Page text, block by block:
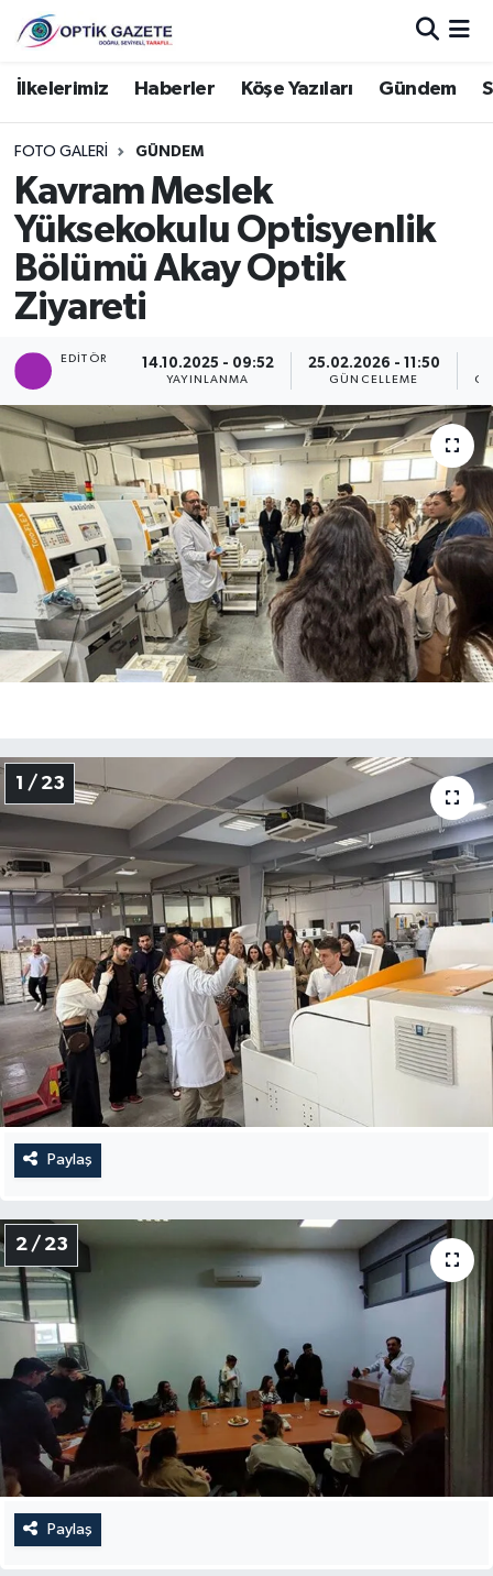
İlkelerimiz Haberler Köşe Yazıları Gündem
FOTO GALERI GÜNDEM
Kavram Meslek
Yüksekokulu Optisyenlik
Bölümü Akay Optik
Ziyareti
EDITÖR 14.10.2025 - 09:52
YAYINLANMA
25.02.2026 - 11:50
GÜNCELLEME
1 / 23
Paylaş
2 / 23
Paylaş
Nöbetçi Eczaneler
Hava Durumu
İstanbul Namaz Vakitleri
Trafik Durumu
Süper Lig Puan Durumu ve Fikstür
Tüm Manşetler
Son Dakika Haberleri
Haber Arşivi